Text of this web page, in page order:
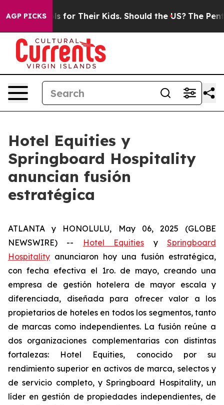
AGP PICKS
Controls for Their Kids. Should the US? The
Hotel Equities y
Springboard Hospitality
anuncian fusión
estratégica
ATLANTA y HONOLULU, May 06, 2025 (GLOBE
NEWSWIRE) --
Hotel Equities ySpringboard
Hospitality anunciaron hoy una fusión estratégica,
con fecha efectiva el 1ro. de mayo, creando una
empresa de gestión hotelera de mayor escala y
diferenciada, diseñada para ofrecer valor a los
propietarios de hoteles en todos los segmentos, tanto
de marcas como independientes. La fusión reúne a
dos organizaciones complementarias con distintas
fortalezas: Hotel Equities, conocido por su
rendimiento superior en activos de marca, selectos y
de servicio completo, y Springboard Hospitality, un
líder en gestión de propiedades independientes, de